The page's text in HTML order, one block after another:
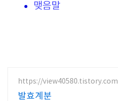
맺음말
https://view40580.tistory.com
발효계분